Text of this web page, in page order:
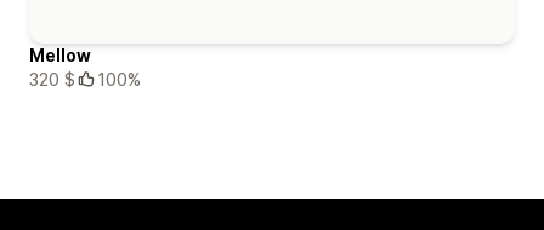
Mellow
320 $
100%